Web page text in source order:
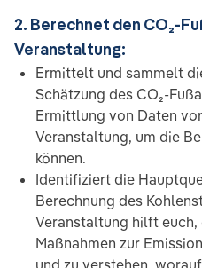
2. Berechnet den CO₂-
Veranstaltung:
Ermittelt und sammelt
Schätzung des CO₂-
Ermittlung von Daten
Veranstaltung, um die
können.
Identifiziert die
Berechnung des
Veranstaltung hilft
Maßnahmen zur